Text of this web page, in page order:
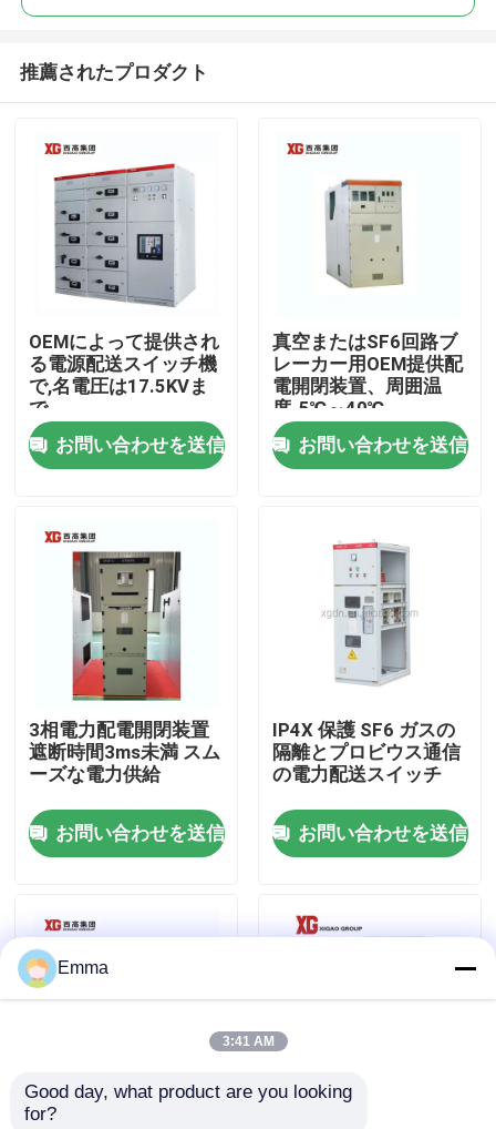
プロダクト
私達について
工場旅行
品質管理
私達に連絡しなさい
空力荷重の壊れ目スイッチ
SF6負荷壊れ目スイッチ
電力配分の開閉装置
推薦されたプロダクト
OEMによって提供され
る電源配送スイッチ機
で,名電圧は17.5KVま
で
お問い合わせを送信
真空またはSF6回路ブ
レーカー用OEM提供配
電開閉装置、周囲温
度-5℃～40℃
お問い合わせを送信
3相電力配電開閉装置
遮断時間3ms未満 スム
ーズな電力供給
お問い合わせを送信
IP4X 保護 SF6 ガスの
隔離とプロビウス通信
の電力配送スイッチ
お問い合わせを送信
高度な遮断器技術を備
Emma
3:41 AM
Good day, what product are you looking
for?